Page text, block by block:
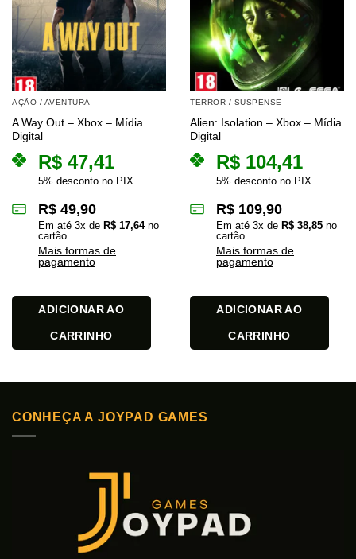
AÇÃO / AVENTURA
A Way Out – Xbox – Mídia
Digital
R$ 47,41
5% desconto no PIX
R$ 49,90
Em até 3x de R$ 17,64no
cartão
Mais formas de
pagamento
ADICIONAR AO
CARRINHO
TERROR / SUSPENSE
Alien: Isolation – Xbox – Mídia
Digital
R$ 104,41
5% desconto no PIX
R$ 109,90
Em até 3x de R$ 38,85 no
cartão
Mais formas de
pagamento
ADICIONAR AO
CARRINHO
CONHEÇA A JOYPAD GAMES